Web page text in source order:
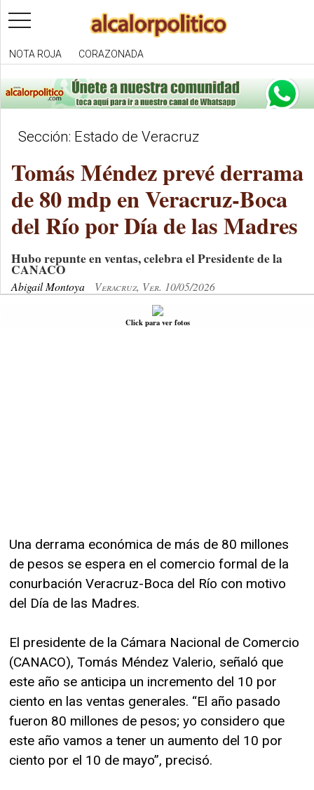
toggle
navigation
NOTA ROJA CORAZONADA
Sección: Estado de Veracruz
Tomás Méndez prevé derrama
de 80 mdp en Veracruz-Boca
del Río por Día de las Madres
Hubo repunte en ventas, celebra el Presidente de la
CANACO
Abigail Montoya Veracruz, Ver. 10/05/2026
Click para ver fotos
Una derrama económica de más de 80 millones
de pesos se espera en el comercio formal de la
conurbación Veracruz-Boca del Río con motivo
del Día de las Madres.
El presidente de la Cámara Nacional de Comercio
(CANACO), Tomás Méndez Valerio, señaló que
este año se anticipa un incremento del 10 por
ciento en las ventas generales. “El año pasado
fueron 80 millones de pesos; yo considero que
este año vamos a tener un aumento del 10 por
ciento por el 10 de mayo”, precisó.